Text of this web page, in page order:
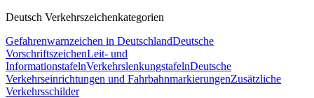
Deutsch Verkehrszeichenkategorien
Gefahrenwarnzeichen in DeutschlandDeutsche
VorschriftszeichenLeit- und
InformationstafelnVerkehrslenkungstafelnDeutsche
Verkehrseinrichtungen und FahrbahnmarkierungenZusätzliche
Verkehrsschilder